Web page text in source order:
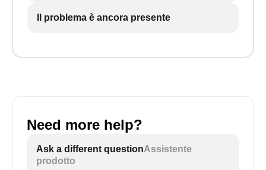
Il problema è ancora presente
Need more help?
Ask a different questionAssistente
prodotto